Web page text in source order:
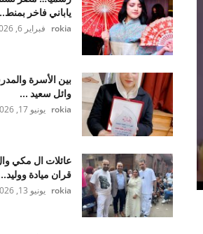
ياباني فاخر
rokia فبراير 6, 2026
بين الأسرة
وائل سعيد ...
rokia يونيو 17, 2026
عائلات ال مكي
قران ميادة
rokia يونيو 13, 2026